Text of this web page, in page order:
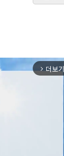
arrow_forward_ios 더보기